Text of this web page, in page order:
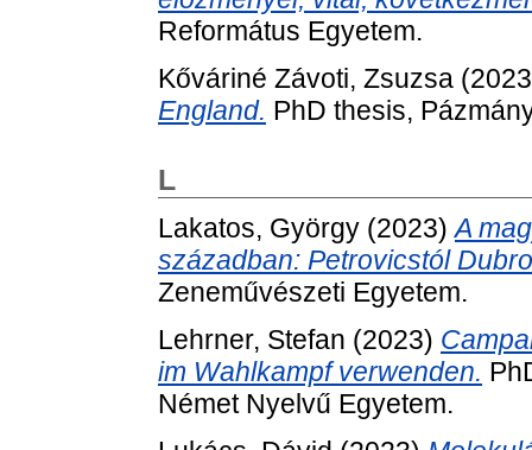
Református Egyetem.
Kőváriné Závoti, Zsuzsa
England. PhD thesis,
L
Lakatos, György (2023)A
században: Petrovicstól
Zeneművészeti Egyetem.
Lehrner, Stefan (2023)
im Wahlkampf verwenden.
Német Nyelvű Egyetem.